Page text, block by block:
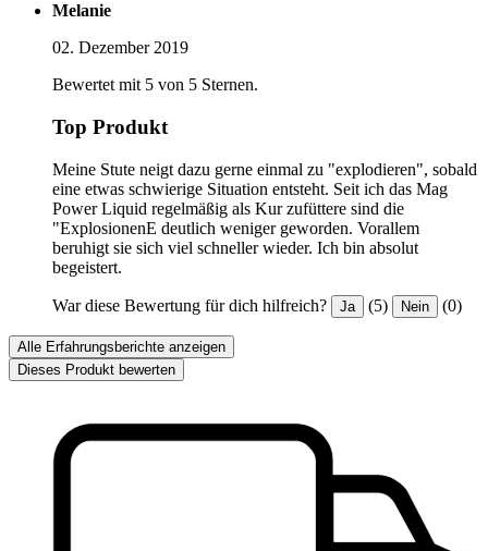
Melanie
02. Dezember 2019
Bewertet mit 5 von 5 Sternen.
Top Produkt
Meine Stute neigt dazu gerne einmal zu "explodieren", sobald
eine etwas schwierige Situation entsteht. Seit ich das Mag
Power Liquid regelmäßig als Kur zufüttere sind die
"ExplosionenE deutlich weniger geworden. Vorallem
beruhigt sie sich viel schneller wieder. Ich bin absolut
begeistert.
War diese Bewertung für dich hilfreich? Ja (5) Nein (0)
Alle Erfahrungsberichte anzeigen
Dieses Produkt bewerten